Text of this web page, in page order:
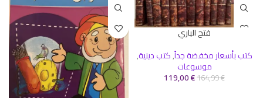
فتح الباري
كتب بأسعار مخفضة جداً,كتب دينية,
موسوعات
164,99€
119,00€